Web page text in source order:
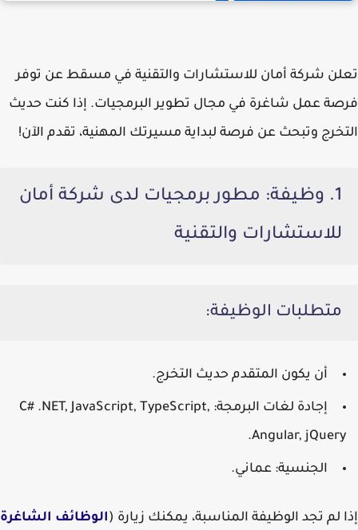
تعلن شركة أمان للاستشارات والتقنية في مسقط عن توفر
فرصة عمل شاغرة في مجال تطوير البرمجيات. إذا كنت حديث
التخرج وتبحث عن فرصة لبداية مسيرتك المهنية، تقدم الآن!
1. وظيفة: مطور برمجيات لدى شركة أمان
للاستشارات والتقنية
متطلبات الوظيفة:
أن يكون المتقدم حديث التخرج.
إجادة لغات البرمجة: C# .NET, JavaScript, TypeScript,
Angular, jQuery
.
الجنسية: عماني.
إذا لم تجد الوظيفة المناسبة، يمكنك زيارة ( الوظائف الشاغرة